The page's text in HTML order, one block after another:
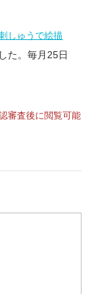
しゅうで絵描
た。毎月25日
審査後に閲覧可能